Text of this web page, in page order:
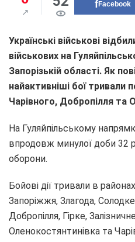
Facebook
Українські військові
військових на
Запорізькій області. Як
найактивніші бої тривали
Чарівного, Добропілля та
На Гуляйпільському
впродовж минулої доби 32
оборони.
Бойові дії тривали в
Запоріжжя, Злагода,
Добропілля, Гірке,
Оленокостянтинівка та